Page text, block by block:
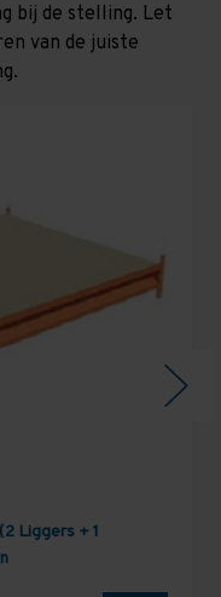
bij de stelling. Let
van de juiste
Liggers + 1